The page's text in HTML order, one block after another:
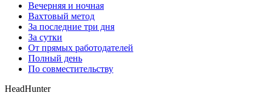
Вечерняя и ночная
Вахтовый метод
За последние три дня
За сутки
От прямых работодателей
Полный день
По совместительству
HeadHunter